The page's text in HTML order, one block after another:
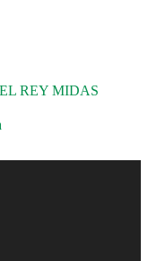
REY MIDAS